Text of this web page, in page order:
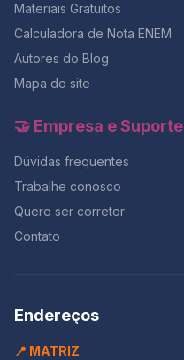
Materiais Gratuitos
Calculadora de Nota ENEM
Autores do Blog
Mapa do site
🤝 Empresa e Suporte
Dúvidas frequentes
Trabalhe conosco
Quero ser corretor
Contato
Endereços
📍 MATRIZ